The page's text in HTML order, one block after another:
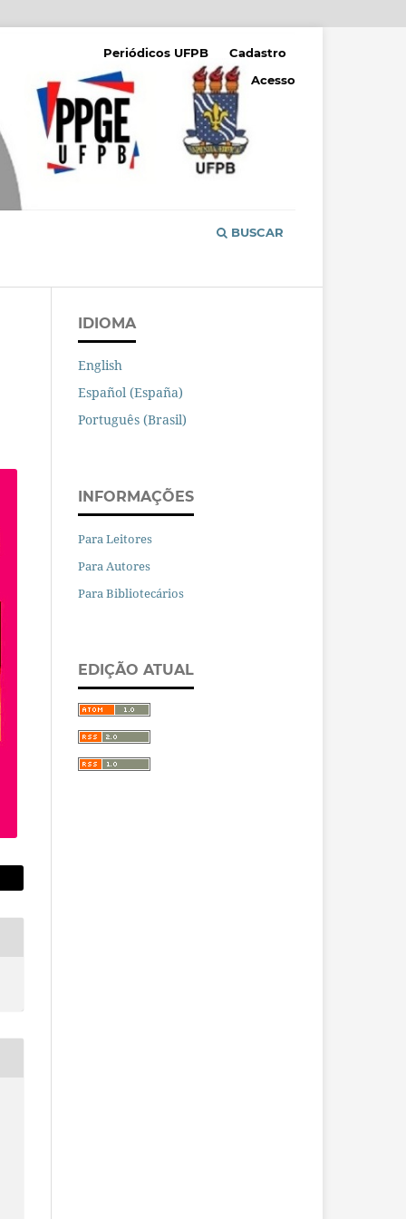
BUSCAR
Periódicos UFPB
Cadastro
Acesso
IDIOMA
English
Español (España)
Português (Brasil)
INFORMAÇÕES
Para Leitores
Para Autores
Para Bibliotecários
EDIÇÃO ATUAL